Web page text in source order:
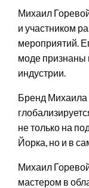
Михаил
и участником
мероприятий.
моде признаны
индустрии.
Бренд Михаила
не только на
Йорка, но и в
Михаил
мастером в